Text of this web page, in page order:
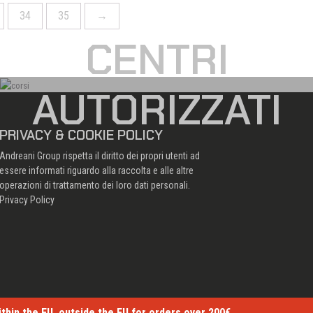
34 35 →
CENTRI
AUTORIZZATI
PRIVACY & COOKIE POLICY
Andreani Group rispetta il diritto dei propri utenti ad
essere informati riguardo alla raccolta e alle altre
operazioni di trattamento dei loro dati personali.
Privacy Policy